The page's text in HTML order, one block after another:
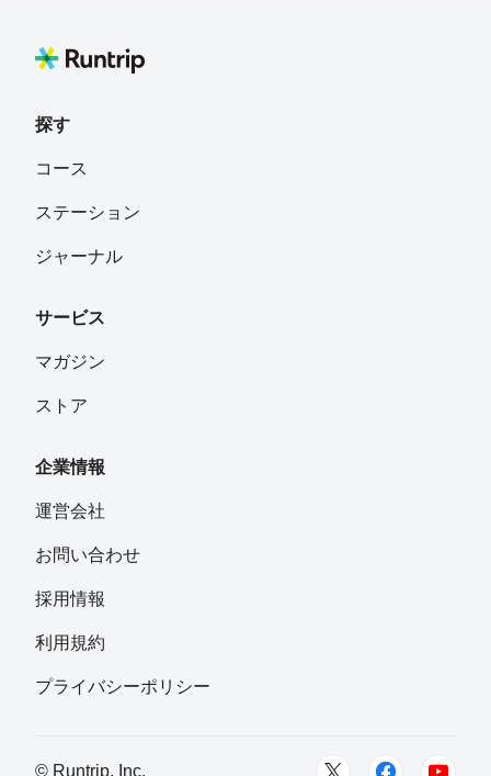
探す
コース
ステーション
ジャーナル
サービス
マガジン
ストア
企業情報
運営会社
お問い合わせ
採用情報
利用規約
プライバシーポリシー
© Runtrip, Inc.